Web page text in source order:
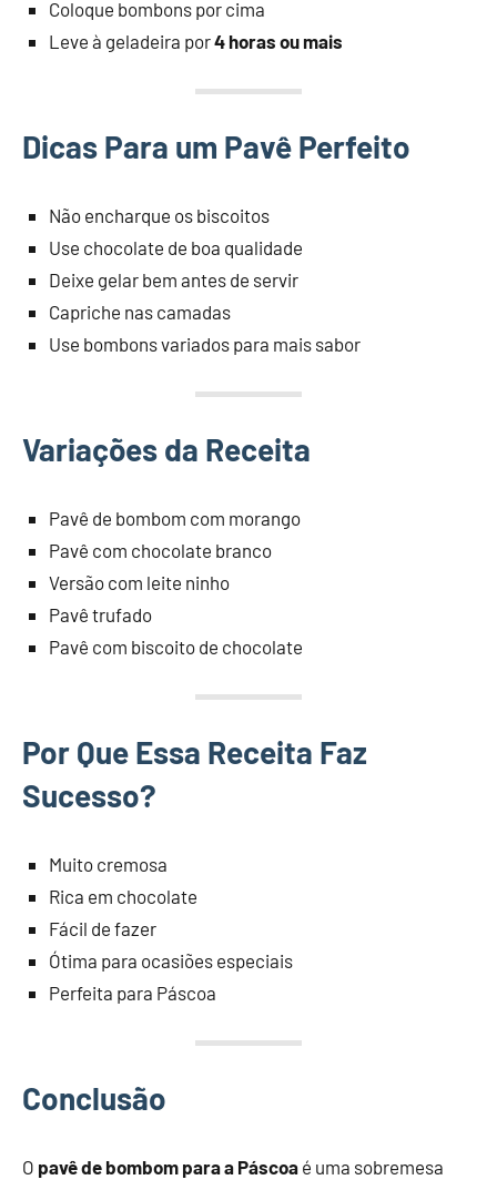
Coloque bombons por cima
Leve à geladeira por4 horas ou mais
Dicas Para um Pavê Perfeito
Não encharque os biscoitos
Use chocolate de boa qualidade
Deixe gelar bem antes de servir
Capriche nas camadas
Use bombons variados para mais sabor
Variações da Receita
Pavê de bombom com morango
Pavê com chocolate branco
Versão com leite ninho
Pavê trufado
Pavê com biscoito de chocolate
Por Que Essa Receita Faz
Sucesso?
Muito cremosa
Rica em chocolate
Fácil de fazer
Ótima para ocasiões especiais
Perfeita para Páscoa
Conclusão
O pavê de bombom para a Páscoa é uma sobremesa